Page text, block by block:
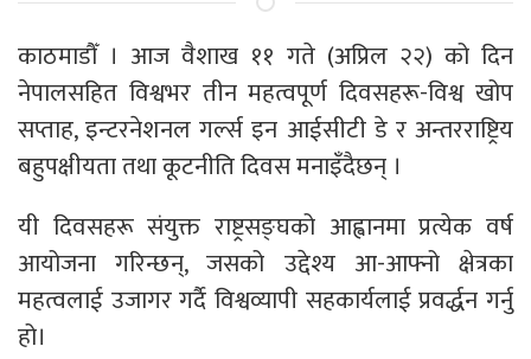
काठमाडौँ । आज वैशाख ११ गते (अप्रिल २२) को दिन
नेपालसहित विश्वभर तीन महत्वपूर्ण दिवसहरू-विश्व खोप
सप्ताह, इन्टरनेशनल गर्ल्स इन आईसीटी डे र अन्तरराष्ट्रिय
बहुपक्षीयता तथा कूटनीति दिवस मनाइँदैछन् ।
यी दिवसहरू संयुक्त राष्ट्रसङ्घको आह्वानमा प्रत्येक वर्ष
आयोजना गरिन्छन्, जसको उद्देश्य आ-आफ्नो क्षेत्रका
महत्वलाई उजागर गर्दै विश्वव्यापी सहकार्यलाई प्रवर्द्धन गर्नु
हो।